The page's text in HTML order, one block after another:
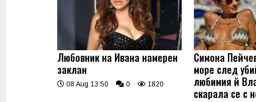
Любовник на Ивана намерен
заклан
08 Aug 13:50 0 1820
Симона
море след
любимия й
скарала се с